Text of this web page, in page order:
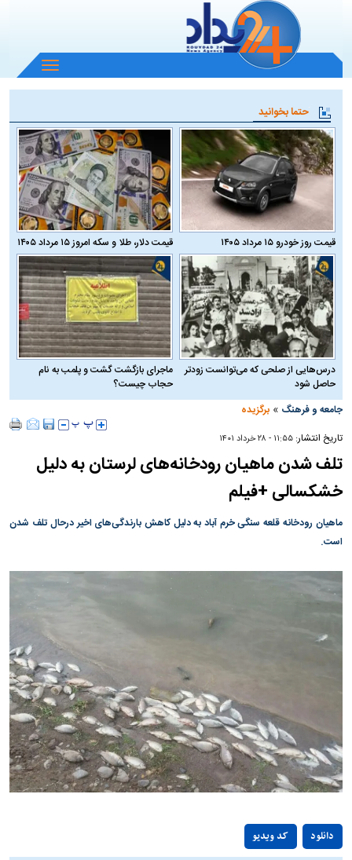
باز
و
منو
حتما بخوانید
قیمت روز خودرو ۱۵ مرداد ۱۴۰۵ قیمت دلار، طلا و سکه امروز ۱۵ مرداد ۱۴۰۵
درس‌هایی از صلحی که می‌توانست زودتر
حاصل شود
ماجرای بازگشت گشت و پلمب به نام
حجاب چیست؟
جامعه و فرهنگ »برگزیده
تاریخ انتشار:۱۱:۵۵ - ۲۸ خرداد ۱۴۰۱
تلف شدن ماهیان رودخانه‌های لرستان به دلیل
خشکسالی +فیلم
ماهیان رودخانه‌ قلعه سنگی خرم آباد به دلیل کاهش بارندگی‌های اخیر درحال تلف شدن
است.
کد ویدیو دانلود